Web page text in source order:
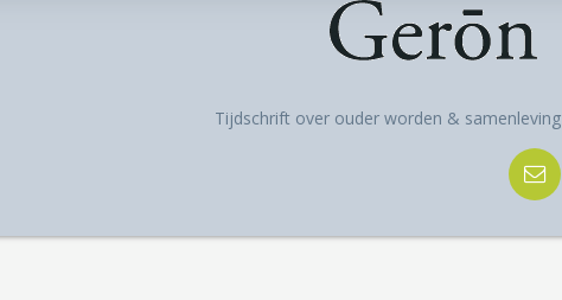
Tijdschrift over ouder worden & samenleving